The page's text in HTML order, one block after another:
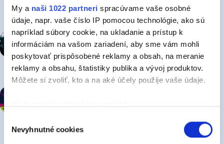
My a naši 1022 partneri spracúvame vaše osobné
údaje, napr. vaše číslo IP pomocou technológie, ako sú
napríklad súbory cookie, na ukladanie a prístup k
informáciám na vašom zariadení, aby sme vám mohli
poskytovať prispôsobené reklamy a obsah, na meranie
reklamy a obsahu, štatistiky publika a vývoj produktov.
Môžete si zvoliť, kto a na aké účely použije vaše údaje.
polohe s presnosťou na niekoľko metrov
súhlasu
Nevyhnutné cookies
včera
Linkin Park oživili legendárny hit
„Somewhere I Belong“
včera
včera